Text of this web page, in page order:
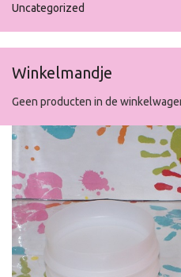
Uncategorized
Winkelmandje
Geen producten in de